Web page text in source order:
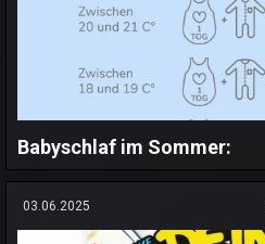
Babyschlaf im Sommer:
03.06.2025